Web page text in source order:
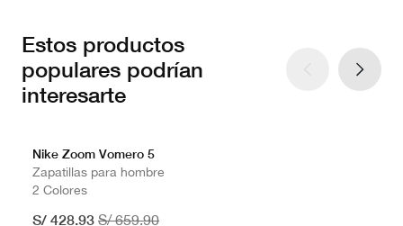
Estos productos
populares podrían
interesarte
Nike Zoom Vomero 5
Zapatillas para hombre
2 Colores
S/ 428.93 S/ 659.90